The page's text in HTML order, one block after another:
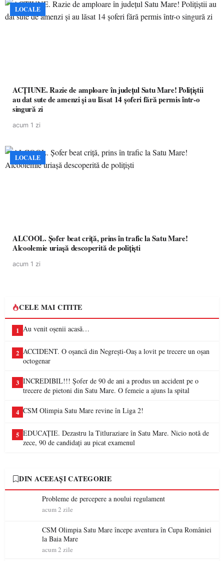
LOCALE
ACȚIUNE. Razie de amploare în județul Satu Mare! Polițiștii
au dat sute de amenzi și au lăsat 14 șoferi fără permis într-o
singură zi
acum 1 zi
LOCALE
ALCOOL. Șofer beat criță, prins în trafic la Satu Mare!
Alcoolemie uriașă descoperită de polițiști
acum 1 zi
CELE MAI CITITE
1 Au venit oșenii acasă…
2 ACCIDENT. O oșancă din Negrești-Oaș a lovit pe trecere un oșan
octogenar
3 INCREDIBIL!!! Șofer de 90 de ani a produs un accident pe o
trecere de pietoni din Satu Mare. O femeie a ajuns la spital
4 CSM Olimpia Satu Mare revine în Liga 2!
5 EDUCAȚIE. Dezastru la Titluraziare în Satu Mare. Nicio notă de
zece, 90 de candidați au picat examenul
DIN ACEEAȘI CATEGORIE
Probleme de percepere a noului regulament
acum 2 zile
CSM Olimpia Satu Mare începe aventura în Cupa României
la Baia Mare
acum 2 zile